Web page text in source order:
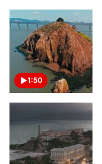
1:50